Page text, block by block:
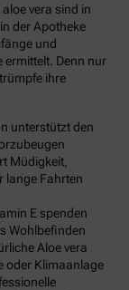
vera sind in
der Apotheke
und
ermittelt. Denn nur
ihre
unterstützt den
Müdigkeit,
lange Fahrten
E spenden
Wohlbefinden
Aloe vera
oder Klimaanlage